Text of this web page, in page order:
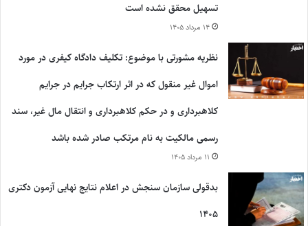
تسهیل محقق نشده است
۱۴ مرداد ۱۴۰۵
نظریه مشورتی با موضوع: تکلیف دادگاه کیفری در مورد
اموال غیر منقول که در اثر ارتکاب جرایم در جرایم
کلاهبرداری و در حکم کلاهبرداری و انتقال مال غیر، سند
رسمی مالکیت به نام مرتکب صادر شده باشد
۱۱ مرداد ۱۴۰۵
بدقولی سازمان سنجش در اعلام نتایج نهایی آزمون دکتری
۱۴۰۵